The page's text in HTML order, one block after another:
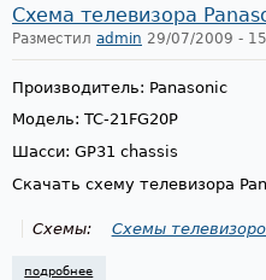
Схема телевизора
Разместил admin 29/07/2009 -
Производитель: Panasonic
Модель: TC-21FG20P
Шасси: GP31 chassis
Скачать схему телевизора
Схемы: Схемы
подробнее